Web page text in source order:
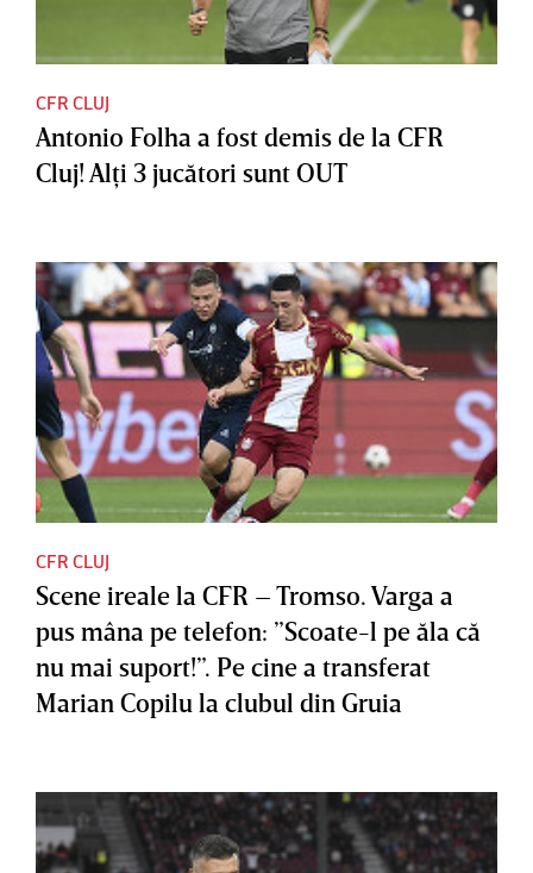
CFR CLUJ
Antonio Folha a fost demis de la CFR
Cluj! Alţi 3 jucători sunt OUT
CFR CLUJ
Scene ireale la CFR – Tromso. Varga a
pus mâna pe telefon: ”Scoate-l pe ăla că
nu mai suport!”. Pe cine a transferat
Marian Copilu la clubul din Gruia